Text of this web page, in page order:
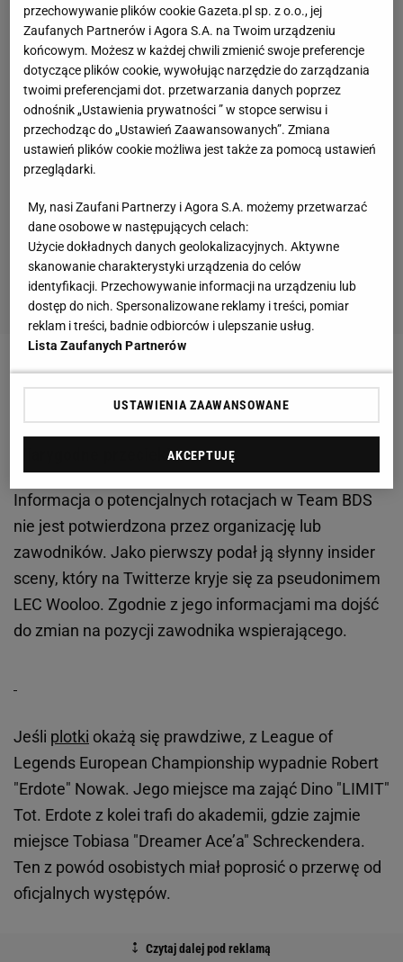
Zobacz wideoF1 22 NA PS5. Nowi kierowcy,
najnowszy tor, duże zmiany w menu
Wiarygodne przecieki
Informacja o potencjalnych rotacjach w Team BDS
nie jest potwierdzona przez organizację lub
zawodników. Jako pierwszy podał ją słynny insider
sceny, który na Twitterze kryje się za pseudonimem
LEC Wooloo. Zgodnie z jego informacjami ma dojść
do zmian na pozycji zawodnika wspierającego.
Jeśli plotki okażą się prawdziwe, z League of
Legends European Championship wypadnie Robert
"Erdote" Nowak. Jego miejsce ma zająć Dino "LIMIT"
Tot. Erdote z kolei trafi do akademii, gdzie zajmie
miejsce Tobiasa "Dreamer Ace’a" Schreckendera.
Ten z powód osobistych miał poprosić o przerwę od
oficjalnych występów.
przechowywanie plików cookie Gazeta.pl sp. z o.o., jej
Zaufanych Partnerów i Agora S.A. na Twoim urządzeniu
końcowym. Możesz w każdej chwili zmienić swoje preferencje
dotyczące plików cookie, wywołując narzędzie do zarządzania
twoimi preferencjami dot. przetwarzania danych poprzez
odnośnik „Ustawienia prywatności ” w stopce serwisu i
przechodząc do „Ustawień Zaawansowanych”. Zmiana
ustawień plików cookie możliwa jest także za pomocą ustawień
przeglądarki.
My, nasi Zaufani Partnerzy i Agora S.A. możemy przetwarzać
dane osobowe w następujących celach:
Użycie dokładnych danych geolokalizacyjnych. Aktywne
skanowanie charakterystyki urządzenia do celów
identyfikacji. Przechowywanie informacji na urządzeniu lub
dostęp do nich. Spersonalizowane reklamy i treści, pomiar
reklam i treści, badnie odbiorców i ulepszanie usług.
Lista Zaufanych Partnerów
USTAWIENIA ZAAWANSOWANE
AKCEPTUJĘ